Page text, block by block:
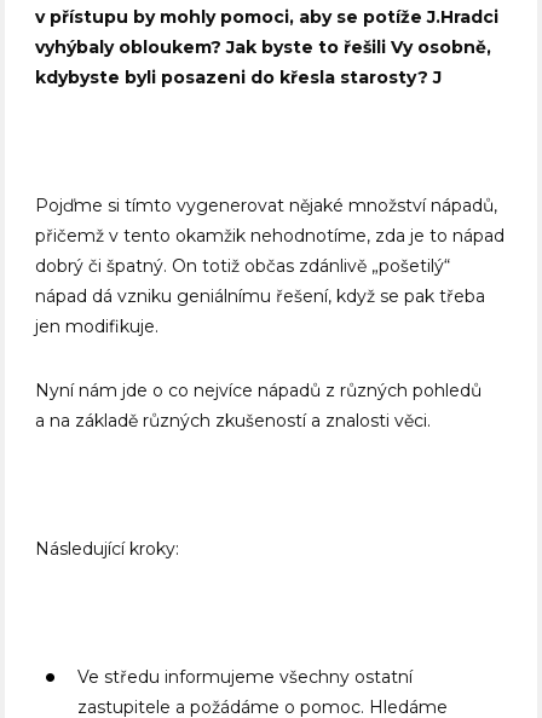
v přístupu by mohly pomoci, aby se potíže J.Hradci
vyhýbaly obloukem? Jak byste to řešili Vy osobně,
kdybyste byli posazeni do křesla starosty?J
Pojďme si tímto vygenerovat nějaké množství nápadů,
přičemž v tento okamžik nehodnotíme, zda je to nápad
dobrý či špatný. On totiž občas zdánlivě „pošetilý“
nápad dá vzniku geniálnímu řešení, když se pak třeba
jen modifikuje.
Nyní nám jde o co nejvíce nápadů z různých pohledů
a na základě různých zkušeností a znalosti věci.
Následující kroky:
Ve středu informujeme všechny ostatní
zastupitele a požádáme o pomoc. Hledáme